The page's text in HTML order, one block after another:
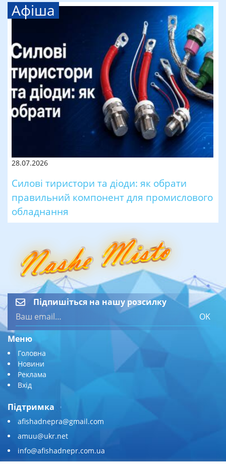
Афіша
28.07.2026
Силові тиристори та діоди: як обрати
правильний компонент для промислового
обладнання
Підпишіться на нашу розсилку
OK
Меню
Головна
Новини
Реклама
Вхід
Підтримка
afishadnepra@gmail.com
amuu@ukr.net
info@afishadnepr.com.ua